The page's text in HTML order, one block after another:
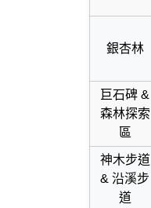
銀杏林
巨石碑 &
森林探索
區
神木步道
& 沿溪步
道